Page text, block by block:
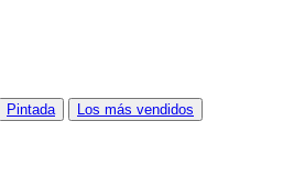
Pintada Los más vendidos